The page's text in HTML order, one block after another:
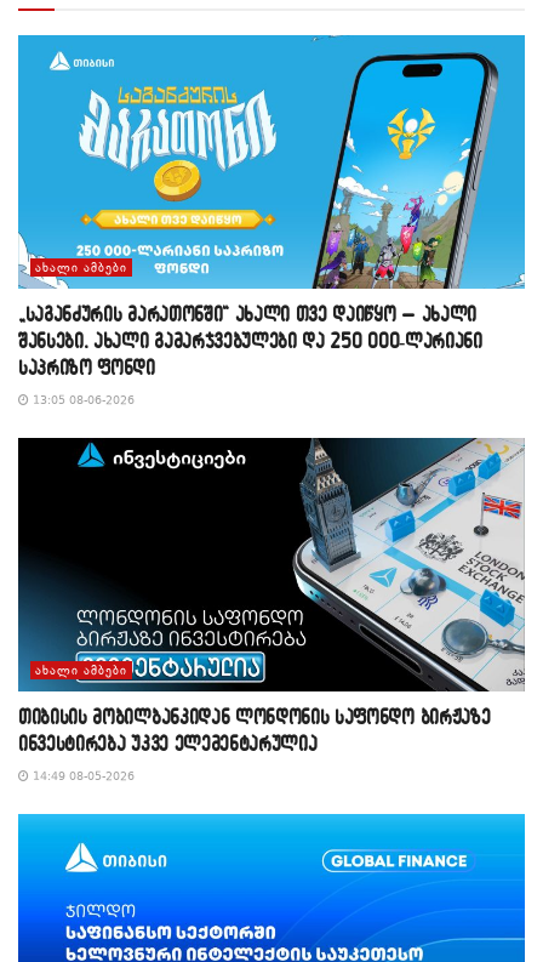
ᲐᲮᲐᲚᲘ ᲐᲛᲑᲔᲑᲘ
„საგანძურის მარათონში“ ახალი თვე დაიწყო – ახალი
შანსები, ახალი გამარჯვებულები და 250 000-ლარიანი
საპრიზო ფონდი
13:05 08-06-2026
ᲐᲮᲐᲚᲘ ᲐᲛᲑᲔᲑᲘ
თიბისის მობილბანკიდან ლონდონის საფონდო ბირჟაზე
ინვესტირება უკვე ელემენტარულია
14:49 08-05-2026